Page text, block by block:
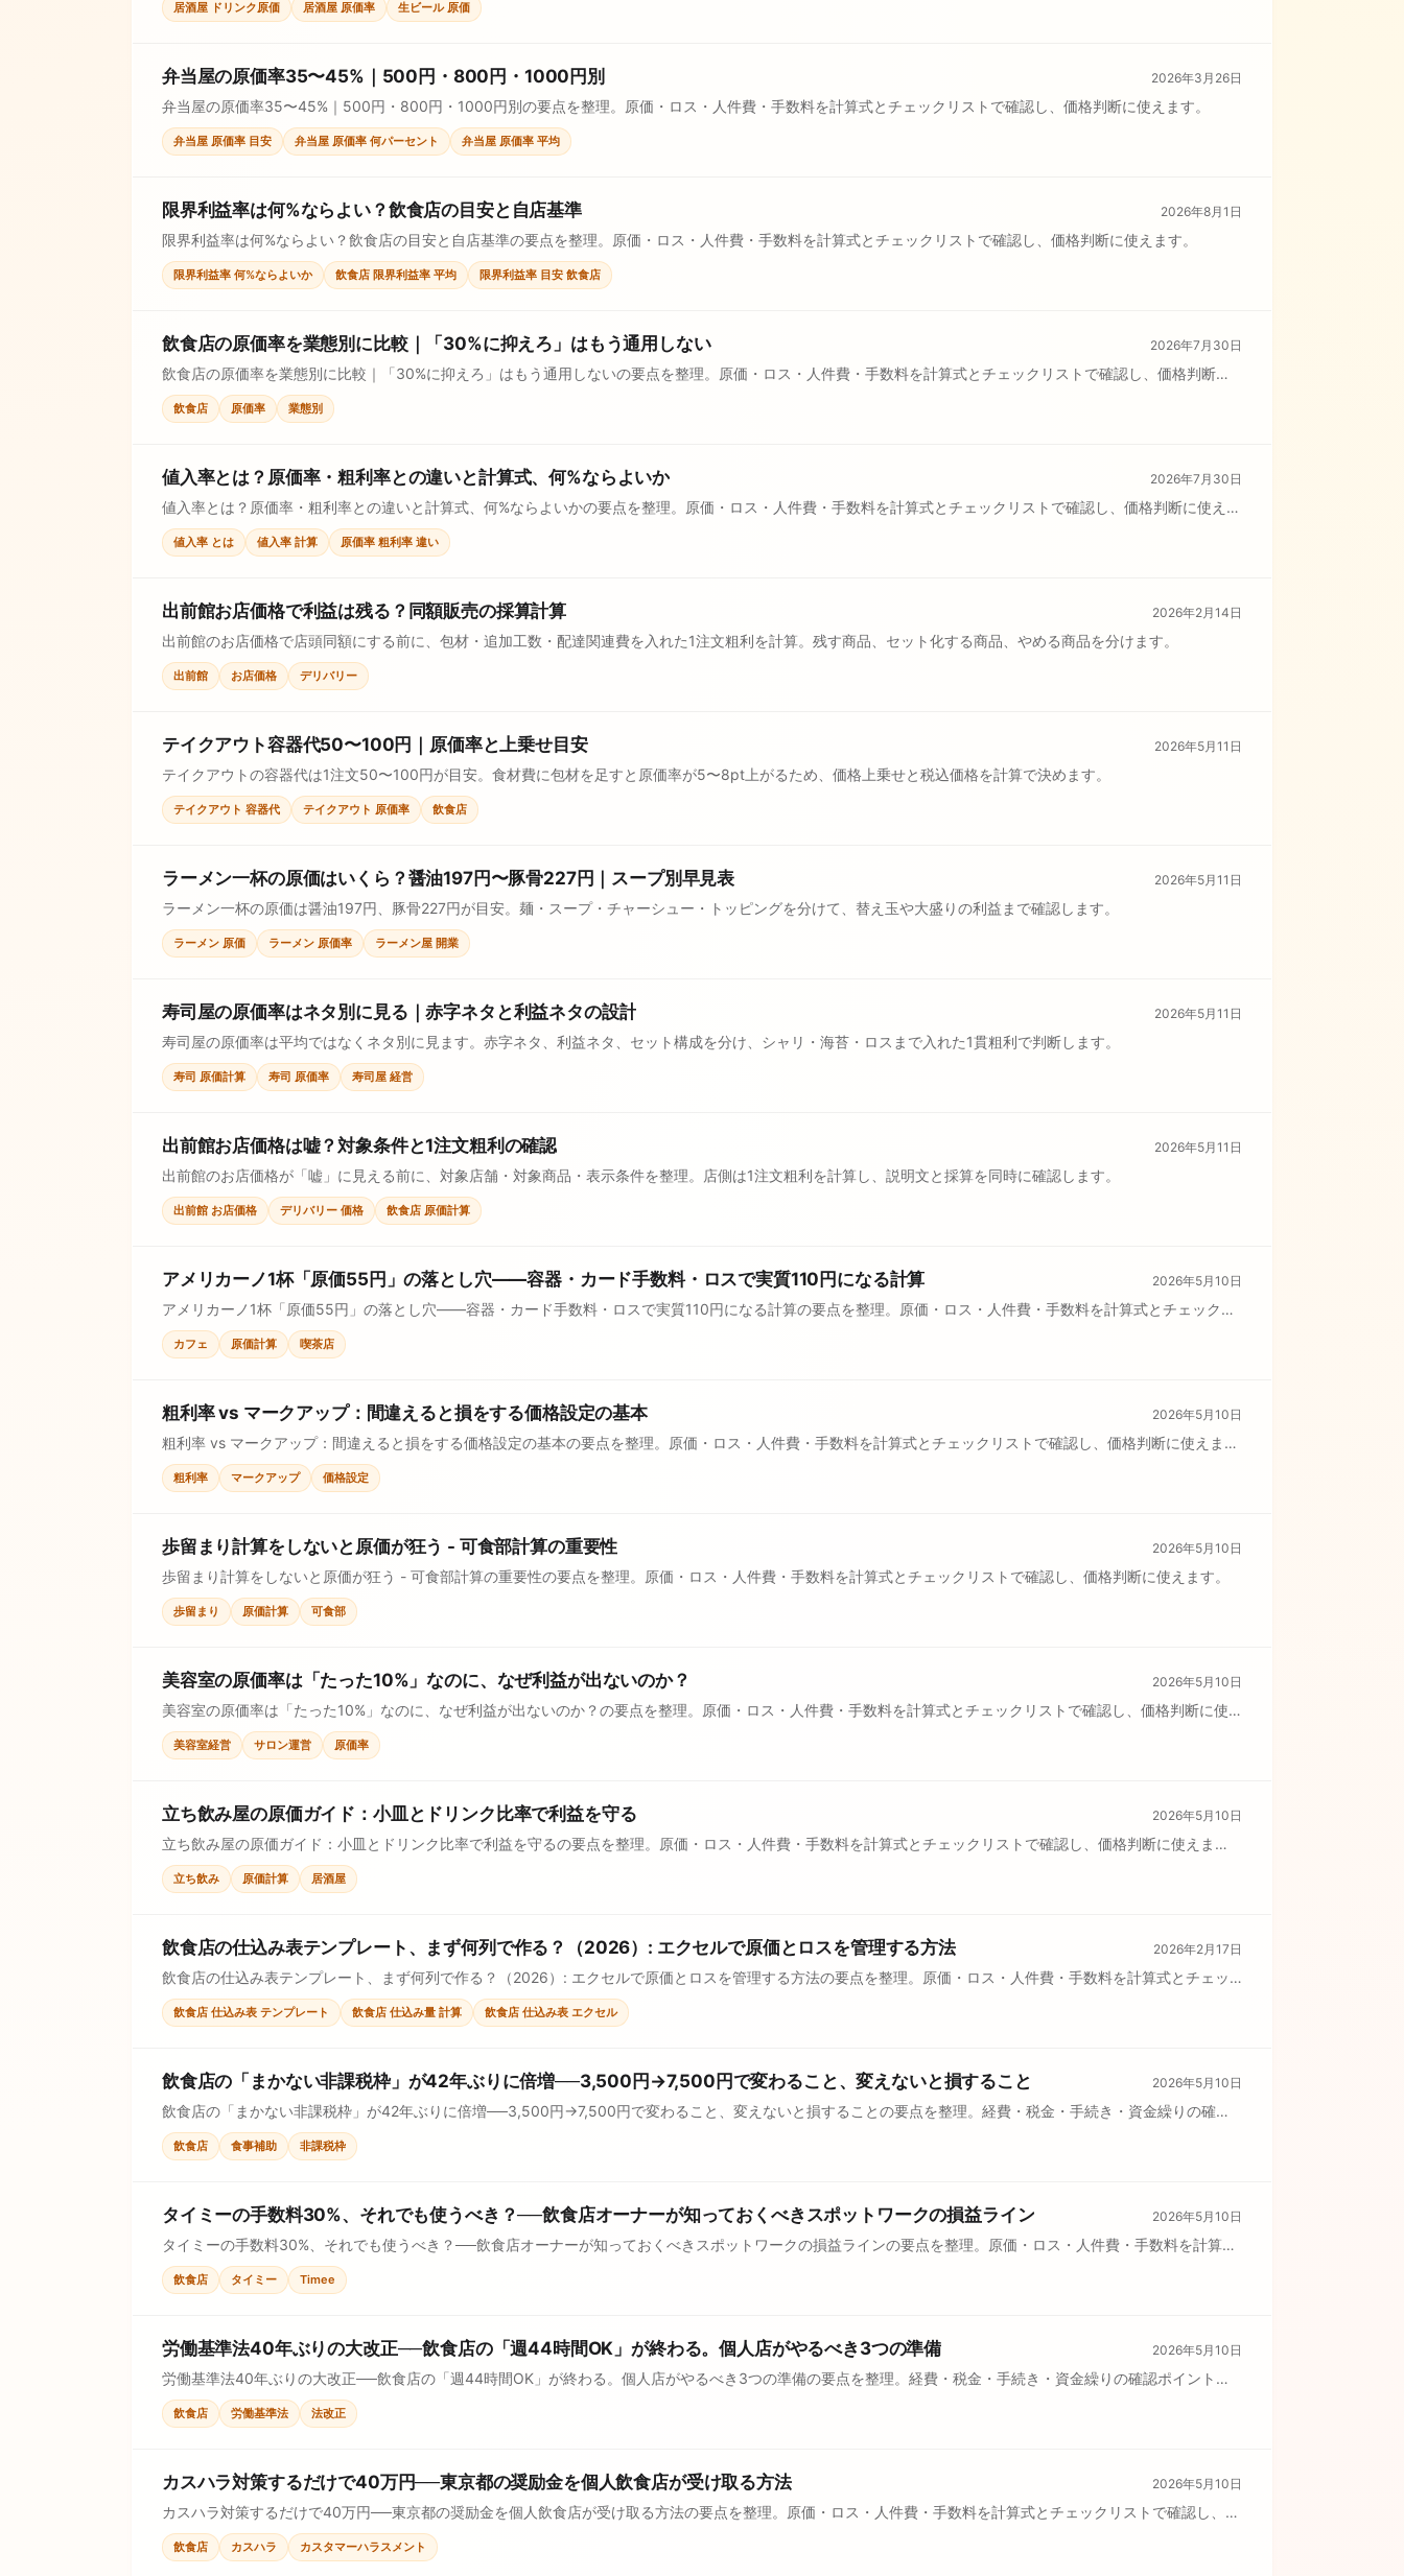
居酒屋 ドリンク原価 居酒屋 原価率 生ビール 原価
弁当屋の原価率35〜45%｜500円・800円・1000円別 2026年3月26日
弁当屋の原価率35〜45%｜500円・800円・1000円別の要点を整理。原価・ロス・人件費・手数料を計算式とチェックリストで確認し、価格判断に使えます。
弁当屋 原価率 目安 弁当屋 原価率 何パーセント 弁当屋 原価率 平均
限界利益率は何%ならよい？飲食店の目安と自店基準 2026年8月1日
限界利益率は何%ならよい？飲食店の目安と自店基準の要点を整理。原価・ロス・人件費・手数料を計算式とチェックリストで確認し、価格判断に使えます。
限界利益率 何%ならよいか 飲食店 限界利益率 平均 限界利益率 目安 飲食店
飲食店の原価率を業態別に比較｜「30%に抑えろ」はもう通用しない 2026年7月30日
飲食店の原価率を業態別に比較｜「30%に抑えろ」はもう通用しないの要点を整理。原価・ロス・人件費・手数料を計算式とチェックリストで確認し、価格判断に
使えます。
飲食店 原価率 業態別
値入率とは？原価率・粗利率との違いと計算式、何%ならよいか 2026年7月30日
値入率とは？原価率・粗利率との違いと計算式、何%ならよいかの要点を整理。原価・ロス・人件費・手数料を計算式とチェックリストで確認し、価格判断に使えま
す。
値入率 とは 値入率 計算 原価率 粗利率 違い
出前館お店価格で利益は残る？同額販売の採算計算 2026年2月14日
出前館のお店価格で店頭同額にする前に、包材・追加工数・配達関連費を入れた1注文粗利を計算。残す商品、セット化する商品、やめる商品を分けます。
出前館 お店価格 デリバリー
テイクアウト容器代50〜100円｜原価率と上乗せ目安 2026年5月11日
テイクアウトの容器代は1注文50〜100円が目安。食材費に包材を足すと原価率が5〜8pt上がるため、価格上乗せと税込価格を計算で決めます。
テイクアウト 容器代 テイクアウト 原価率 飲食店
ラーメン一杯の原価はいくら？醤油197円〜豚骨227円｜スープ別早見表 2026年5月11日
ラーメン一杯の原価は醤油197円、豚骨227円が目安。麺・スープ・チャーシュー・トッピングを分けて、替え玉や大盛りの利益まで確認します。
ラーメン 原価 ラーメン 原価率 ラーメン屋 開業
寿司屋の原価率はネタ別に見る｜赤字ネタと利益ネタの設計 2026年5月11日
寿司屋の原価率は平均ではなくネタ別に見ます。赤字ネタ、利益ネタ、セット構成を分け、シャリ・海苔・ロスまで入れた1貫粗利で判断します。
寿司 原価計算 寿司 原価率 寿司屋 経営
出前館お店価格は嘘？対象条件と1注文粗利の確認 2026年5月11日
出前館のお店価格が「嘘」に見える前に、対象店舗・対象商品・表示条件を整理。店側は1注文粗利を計算し、説明文と採算を同時に確認します。
出前館 お店価格 デリバリー 価格 飲食店 原価計算
アメリカーノ1杯「原価55円」の落とし穴——容器・カード手数料・ロスで実質110円になる計算 2026年5月10日
アメリカーノ1杯「原価55円」の落とし穴——容器・カード手数料・ロスで実質110円になる計算の要点を整理。原価・ロス・人件費・手数料を計算式とチェックリ
ストで確認し、価格判断に使えます。
カフェ 原価計算 喫茶店
粗利率 vs マークアップ：間違えると損をする価格設定の基本 2026年5月10日
粗利率 vs マークアップ：間違えると損をする価格設定の基本の要点を整理。原価・ロス・人件費・手数料を計算式とチェックリストで確認し、価格判断に使えま
す。
粗利率 マークアップ 価格設定
歩留まり計算をしないと原価が狂う - 可食部計算の重要性 2026年5月10日
歩留まり計算をしないと原価が狂う - 可食部計算の重要性の要点を整理。原価・ロス・人件費・手数料を計算式とチェックリストで確認し、価格判断に使えます。
歩留まり 原価計算 可食部
美容室の原価率は「たった10%」なのに、なぜ利益が出ないのか？ 2026年5月10日
美容室の原価率は「たった10%」なのに、なぜ利益が出ないのか？の要点を整理。原価・ロス・人件費・手数料を計算式とチェックリストで確認し、価格判断に使
えます。
美容室経営 サロン運営 原価率
立ち飲み屋の原価ガイド：小皿とドリンク比率で利益を守る 2026年5月10日
立ち飲み屋の原価ガイド：小皿とドリンク比率で利益を守るの要点を整理。原価・ロス・人件費・手数料を計算式とチェックリストで確認し、価格判断に使えま
す。
立ち飲み 原価計算 居酒屋
飲食店の仕込み表テンプレート、まず何列で作る？（2026）: エクセルで原価とロスを管理する方法 2026年2月17日
飲食店の仕込み表テンプレート、まず何列で作る？（2026）: エクセルで原価とロスを管理する方法の要点を整理。原価・ロス・人件費・手数料を計算式とチェッ
クリストで確認し、価格判断に使えます。
飲食店 仕込み表 テンプレート 飲食店 仕込み量 計算 飲食店 仕込み表 エクセル
飲食店の「まかない非課税枠」が42年ぶりに倍増──3,500円→7,500円で変わること、変えないと損すること 2026年5月10日
飲食店の「まかない非課税枠」が42年ぶりに倍増──3,500円→7,500円で変わること、変えないと損することの要点を整理。経費・税金・手続き・資金繰りの確認
ポイントをチェックリストで見直せます。
飲食店 食事補助 非課税枠
タイミーの手数料30%、それでも使うべき？──飲食店オーナーが知っておくべきスポットワークの損益ライン 2026年5月10日
タイミーの手数料30%、それでも使うべき？──飲食店オーナーが知っておくべきスポットワークの損益ラインの要点を整理。原価・ロス・人件費・手数料を計算式
とチェックリストで確認し、価格判断に使えます。
飲食店 タイミー Timee
労働基準法40年ぶりの大改正──飲食店の「週44時間OK」が終わる。個人店がやるべき3つの準備 2026年5月10日
労働基準法40年ぶりの大改正──飲食店の「週44時間OK」が終わる。個人店がやるべき3つの準備の要点を整理。経費・税金・手続き・資金繰りの確認ポイントを
チェックリストで見直せます。
飲食店 労働基準法 法改正
カスハラ対策するだけで40万円──東京都の奨励金を個人飲食店が受け取る方法 2026年5月10日
カスハラ対策するだけで40万円──東京都の奨励金を個人飲食店が受け取る方法の要点を整理。原価・ロス・人件費・手数料を計算式とチェックリストで確認し、価
格判断に使えます。
飲食店 カスハラ カスタマーハラスメント